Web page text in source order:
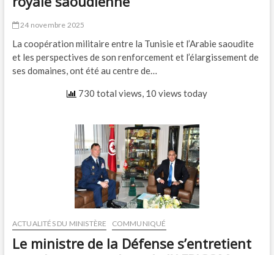
24 novembre 2025
La coopération militaire entre la Tunisie et l’Arabie saoudite
et les perspectives de son renforcement et l’élargissement de
ses domaines, ont été au centre de…
730 total views, 10 views today
ACTUALITÉS DU MINISTÈRE COMMUNIQUÉ
Le ministre de la Défense s’entretient